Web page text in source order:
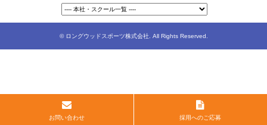
© ロングウッドスポーツ株式会社. All Rights Reserved.
お問い合わせ 採用へのご応募